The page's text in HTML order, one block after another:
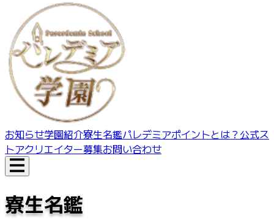
お知らせ学園紹介寮生名鑑パレデミアポイントとは？ 公式ス
トアクリエイター募集お問い合わせ
寮生名鑑